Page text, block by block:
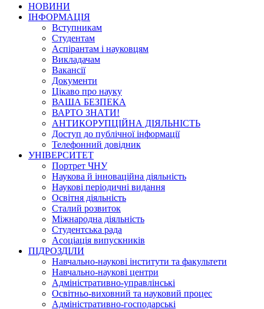
НОВИНИ
ІНФОРМАЦІЯ
Вступникам
Студентам
Аспірантам і науковцям
Викладачам
Вакансії
Документи
Цікаво про науку
ВАША БЕЗПЕКА
ВАРТО ЗНАТИ!
АНТИКОРУПЦІЙНА ДІЯЛЬНІСТЬ
Доступ до публічної інформації
Телефонний довідник
УНІВЕРСИТЕТ
Портрет ЧНУ
Наукова й інноваційна діяльність
Наукові періодичні видання
Освітня діяльність
Сталий розвиток
Міжнародна діяльність
Студентська рада
Асоціація випускників
ПІДРОЗДІЛИ
Навчально-наукові інститути та факультети
Навчально-наукові центри
Адміністративно-управлінські
Освітньо-виховний та науковий процес
Адміністративно-господарські